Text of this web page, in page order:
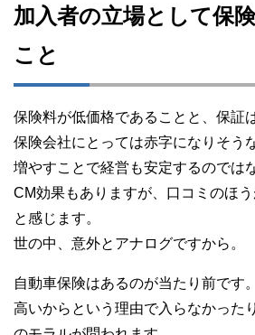
加入者の立場として保
こと
保険料が低価格であることと、保証
保険会社にとっては赤字になりそう
増やすことで経営も安定するのでは
CM効果もありますが、口コミのほ
と感じます。
世の中、意外とアナログですから。
自動車保険はあるのが当たり前です。
高いからという理由で入らなかった